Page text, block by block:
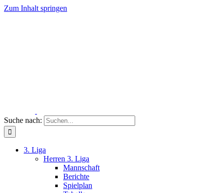
Zum Inhalt springen
Suche nach:
3. Liga
Herren 3. Liga
Mannschaft
Berichte
Spielplan